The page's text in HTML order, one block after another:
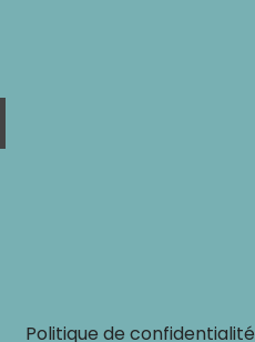
Politique de confidentialité